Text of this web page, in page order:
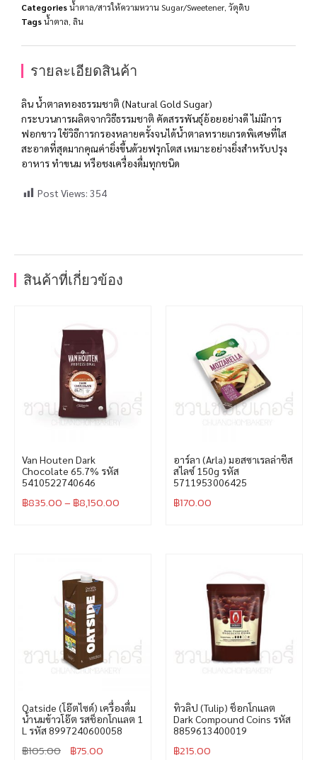
Categoriesน้ำตาล/สารให้ความหวาน Sugar/Sweetener, วัตุดิบ
Tagsน้ำตาล ลิน
รายละเอียดสินค้า
ลิน น้ำตาลทองธรรมชาติ (Natural Gold Sugar)
กระบวนการผลิตจากวิธีธรรมชาติ คัดสรรพันธุ์อ้อยอย่างดี ไม่มีการ
ฟอกขาว ใช้วิธีการกรองหลายครั้งจนได้น้ำตาลทรายเกรดพิเศษที่ใส
สะอาดที่สุดมากคุณค่ายิ่งขึ้นด้วยฟรุกโตส เหมาะอย่างยิ่งสำหรับปรุง
อาหาร ทำขนม หรือชงเครื่องดื่มทุกชนิด
Post Views: 354
สินค้าที่เกี่ยวข้อง
Van Houten Dark
Chocolate 65.7% รหัส
5410522740646
฿835.00– ฿8,150.00
อาร์ลา (Arla) มอสซาเรลล่าชีส
สไลซ์ 150g รหัส
5711953006425
฿170.00
Oatside (โอ๊ตไซด์) เครื่องดื่ม
น้ำนมข้าวโอ๊ต รสช็อกโกแลต 1
L รหัส 8997240600058
฿105.00 ฿75.00
ทิวลิป (Tulip) ช็อกโกแลต
Dark Compound Coins รหัส
8859613400019
฿215.00